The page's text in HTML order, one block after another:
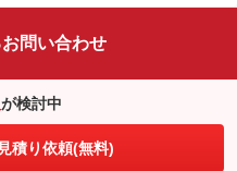
問い合わせ
が検討中
積り依頼(無料)